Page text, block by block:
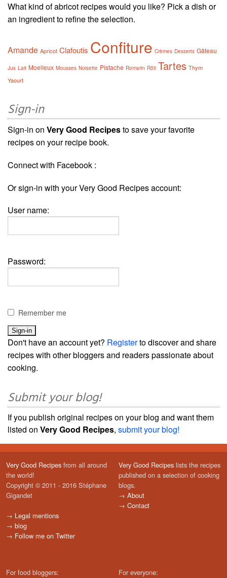
What kind of abricot recipes would you like? Pick a dish or
an ingredient to refine the selection.
Amande Apricot Clafoutis Confiture Crèmes Desserts Gâteau
Jus Lait Moelleux Mousses Noisette Pistache Romarin Rôti Tartes Thym
Yaourt
Sign-in
Sign-in on Very Good Recipesto save your favorite
recipes on your recipe book.
Connect with Facebook :
Or sign-in with your Very Good Recipes account:
User name:
Password:
Remember me
Don't have an account yet? Registerto discover and share
recipes with other bloggers and readers passionate about
cooking.
Submit your blog!
If you publish original recipes on your blog and want them
listed on Very Good Recipes, submit your blog!
Very Good Recipes from all around
the world!
Copyright © 2011 - 2016 Stéphane
Gigandet
→ Legal mentions
→ blog
→ Follow me on Twitter
Very Good Recipes lists the recipes
published on a selection of cooking
blogs.
→ About
→ Contact
For food bloggers:
For everyone: